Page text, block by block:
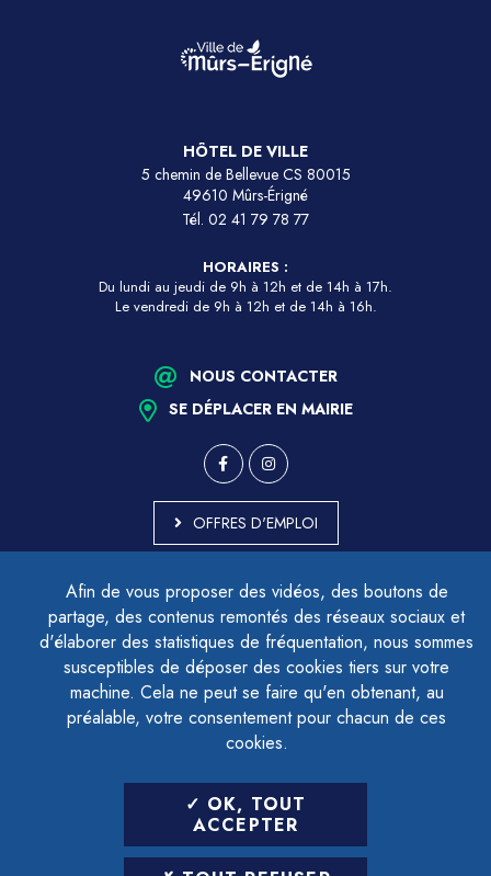
Afin de vous proposer des vidéos, des boutons de
partage, des contenus remontés des réseaux sociaux et
d'élaborer des statistiques de fréquentation, nous sommes
susceptibles de déposer des cookies tiers sur votre
machine. Cela ne peut se faire qu'en obtenant, au
préalable, votre consentement pour chacun de ces
cookies.
OK, TOUT
ACCEPTER
HÔTEL DE VILLE
5 chemin de Bellevue CS 80015
49610 Mûrs-Érigné
Tél. 02 41 79 78 77
HORAIRES :
Du lundi au jeudi de 9h à 12h et de 14h à 17h.
Le vendredi de 9h à 12h et de 14h à 16h.
NOUS CONTACTER
SE DÉPLACER EN MAIRIE
OFFRES D'EMPLOI
ACCESSIBILITÉ - PARTIELLEMENT CONFORME
PLAN DU SITE
MENTIONS LÉGALES
CONTACTER LE DÉLÉGUÉ À LA PROTECTION DES DONNÉES
GESTION DES COOKIES
LETTRE D'INFORMATION
SAISIR VOTRE ADRESSE E-MAIL
POUR VOUS INSCRIRE :